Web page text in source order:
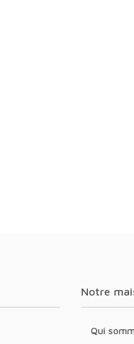
Notre
Qui